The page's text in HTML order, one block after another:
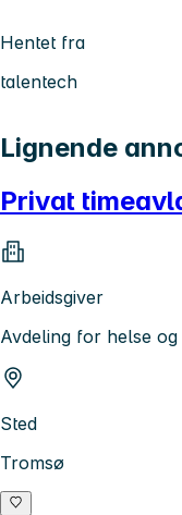
Hentet fra
talentech
Lignende
Privat
Arbeidsgiver
Avdeling for helse
Sted
Tromsø